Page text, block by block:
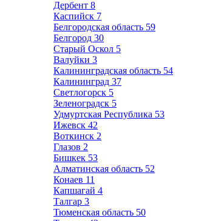
Дербент 8
Каспийск 7
Белгородская область 59
Белгород 30
Старый Оскол 5
Валуйки 3
Калининградская область 54
Калининград 37
Светлогорск 5
Зеленоградск 5
Удмуртская Республика 53
Ижевск 42
Воткинск 2
Глазов 2
Бишкек 53
Алматинская область 52
Конаев 11
Капшагай 4
Талгар 3
Тюменская область 50